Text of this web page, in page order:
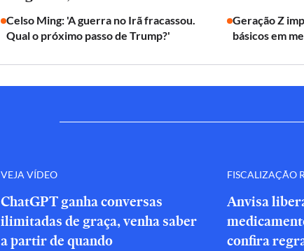
Celso Ming: 'A guerra no Irã fracassou.
Qual o próximo passo de Trump?'
Geração Z
básicos em
VEJA VÍDEO
ChatGPT ganha conversas
ilimitadas de graça, venha saber
a partir de quando
FISCALIZAÇÃO
Anvisa
confira